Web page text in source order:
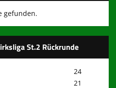
gefunden.
St.2 Rückrunde
24
21